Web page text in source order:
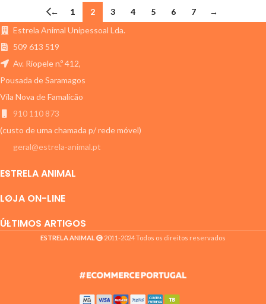
← 1 2 3 4 5 6 7
→
Estrela Animal Unipessoal Lda.
509 613 519
Av. Riopele n.º 412,
Pousada de Saramagos
Vila Nova de Famalicão
910 110 873
(custo de uma chamada p/ rede móvel)
geral@estrela-animal.pt
ESTRELA ANIMAL
LOJA ON-LINE
ÚLTIMOS ARTIGOS
ESTRELA ANIMAL 2011-2024 Todos os direitos reservados